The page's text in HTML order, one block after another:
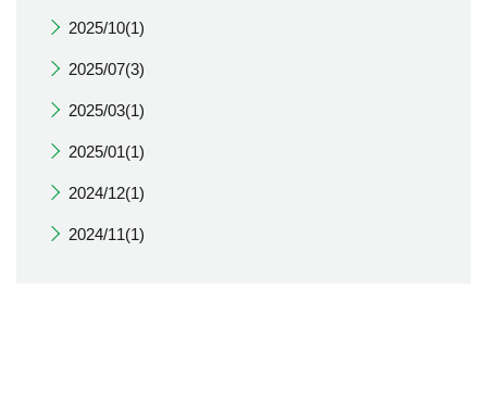
2025/10(1)
2025/07(3)
2025/03(1)
2025/01(1)
2024/12(1)
2024/11(1)